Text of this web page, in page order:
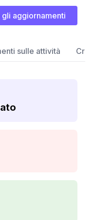
aggiornamenti
sulle attività